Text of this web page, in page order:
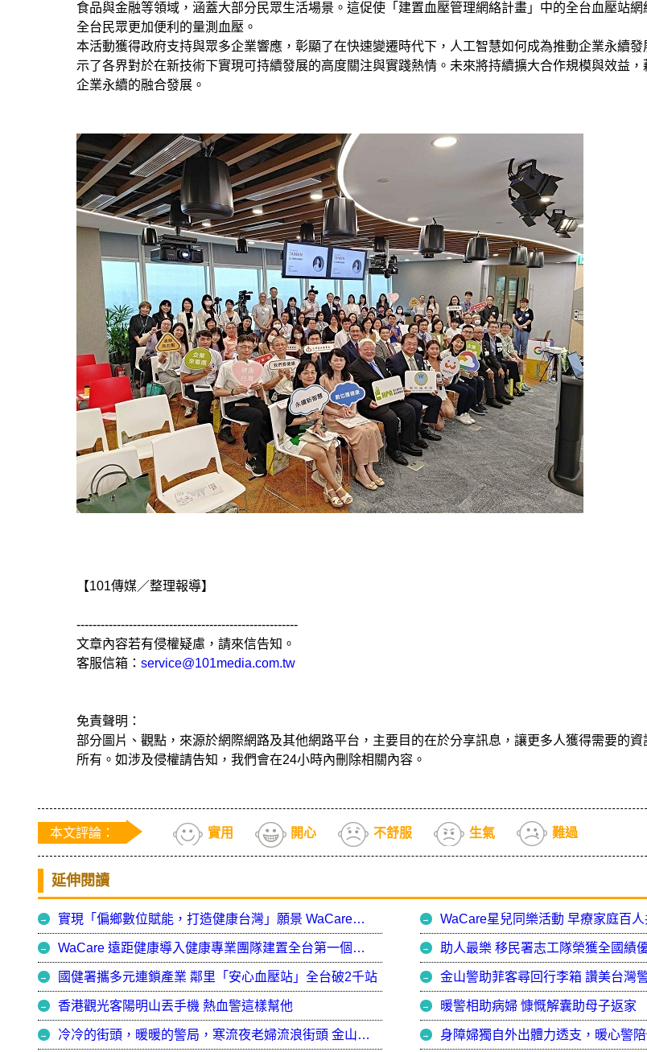
食品與金融等領域，涵蓋大部分民眾生活場景。這促使「建置血壓管理網絡計畫」中的全台血壓站
全台民眾更加便利的量測血壓。
本活動獲得政府支持與眾多企業響應，彰顯了在快速變遷時代下，人工智慧如何成為推動企業永續
示了各界對於在新技術下實現可持續發展的高度關注與實踐熱情。未來將持續擴大合作規模與效益
企業永續的融合發展。
【101傳媒／整理報導】
-------------------------------------------------------
文章內容若有侵權疑慮，請來信告知。
客服信箱： service@101media.com.tw
免責聲明：
部分圖片、觀點，來源於網際網路及其他網路平台，主要目的在於分享訊息，讓更多人獲得需要的
所有。如涉及侵權請告知，我們會在24小時內刪除相關內容。
本文評論： 實用 開心 不舒服 生氣 難過
延伸閱讀
實現「偏鄉數位賦能，打造健康台灣」願景 WaCare、國健署展遠距健康成果 4年助18萬名偏鄉長者健康促進 WaCare星兒同樂活動 早療家庭百
WaCare 遠距健康導入健康專業團隊建置全台第一個長輩照護平台，24 小時守護阿公阿嬤健康 助人最樂 移民署志工隊榮獲全國績
國健署攜多元連鎖產業 鄰里「安心血壓站」全台破2千站 金山警助菲客尋回行李箱 讚美台灣
香港觀光客陽明山丟手機 熱血警這樣幫他 暖警相助病婦 慷慨解囊助母子返家
冷冷的街頭，暖暖的警局，寒流夜老婦流浪街頭 金山熱心警收留助返家 身障婦獨自外出體力透支，暖心警